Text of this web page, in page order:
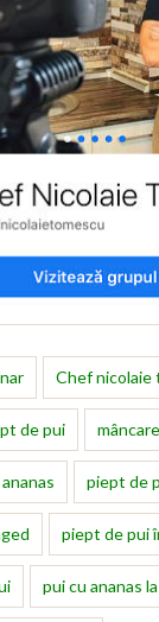
Chef nicolaie
de pui
piept de
piept de pui
pui cu ananas